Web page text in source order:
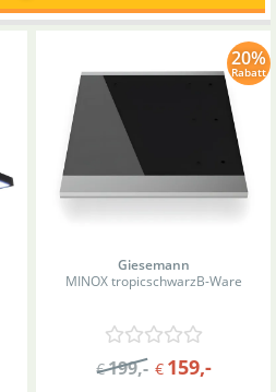
20%
Rabatt
Giesemann
MINOX tropicschwarzB-Ware
€199,- € 159,-